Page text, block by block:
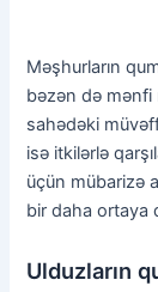
Məşhurların
bəzən də mənfi
sahədəki
isə itkilərlə
üçün mübarizə
bir daha ortaya
Ulduzların